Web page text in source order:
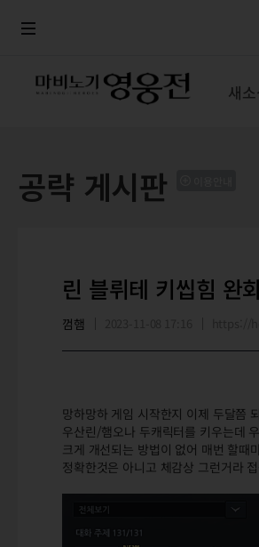
새소
공략 게시판
린 블뤼테 키씹힘 완
껌햄
망하망하 게임 시작한지 이제 두달쯤
우산린/햄오나 두캐릭터를 키우는데
크게 개선되는 방법이 없어 매번 할때
정확한것은 아니고 체감상 그런거라